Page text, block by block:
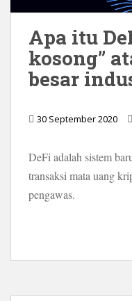
Apa itu
kosong”
besar
30 September 2020
DeFi adalah sistem
transaksi mata uang
pengawas.